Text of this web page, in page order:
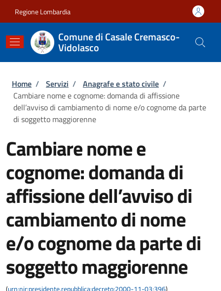
Regione Lombardia
Comune di Casale Cremasco-
Vidolasco
Briciole di pane
Home / Servizi / Anagrafe e stato civile /
Cambiare nome e cognome: domanda di affissione
dell’avviso di cambiamento di nome e/o cognome da parte
di soggetto maggiorenne
Cambiare nome e
cognome: domanda di
affissione dell’avviso di
cambiamento di nome
e/o cognome da parte di
soggetto maggiorenne
(urn:nir:presidente.repubblica:decreto:2000-11-03;396)